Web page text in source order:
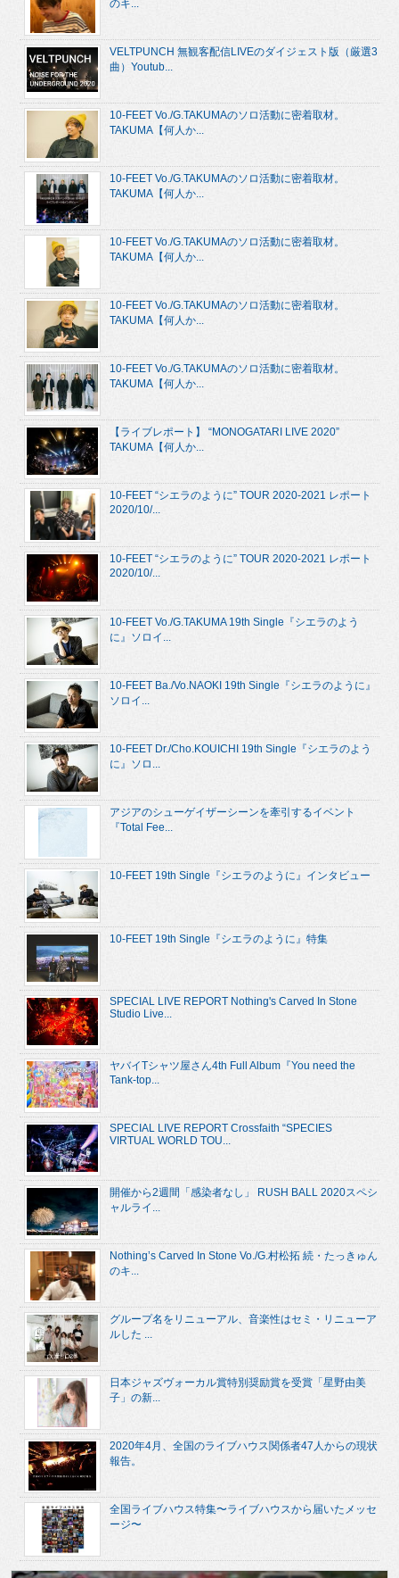
のキ...
VELTPUNCH 無観客配信LIVEのダイジェスト版（厳選3
曲）Youtub...
10-FEET Vo./G.TAKUMAのソロ活動に密着取材。
TAKUMA【何人か...
10-FEET Vo./G.TAKUMAのソロ活動に密着取材。
TAKUMA【何人か...
10-FEET Vo./G.TAKUMAのソロ活動に密着取材。
TAKUMA【何人か...
10-FEET Vo./G.TAKUMAのソロ活動に密着取材。
TAKUMA【何人か...
10-FEET Vo./G.TAKUMAのソロ活動に密着取材。
TAKUMA【何人か...
【ライブレポート】 “MONOGATARI LIVE 2020”
TAKUMA【何人か...
10-FEET “シエラのように” TOUR 2020-2021 レポート
2020/10/...
10-FEET “シエラのように” TOUR 2020-2021 レポート
2020/10/...
10-FEET Vo./G.TAKUMA 19th Single『シエラのよう
に』ソロイ...
10-FEET Ba./Vo.NAOKI 19th Single『シエラのように』
ソロイ...
10-FEET Dr./Cho.KOUICHI 19th Single『シエラのよう
に』ソロ...
アジアのシューゲイザーシーンを牽引するイベント
『Total Fee...
10-FEET 19th Single『シエラのように』インタビュー
10-FEET 19th Single『シエラのように』特集
SPECIAL LIVE REPORT Nothing's Carved In Stone
Studio Live...
ヤバイTシャツ屋さん4th Full Album『You need the
Tank-top...
SPECIAL LIVE REPORT Crossfaith “SPECIES
VIRTUAL WORLD TOU...
開催から2週間「感染者なし」 RUSH BALL 2020スペシ
ャルライ...
Nothing’s Carved In Stone Vo./G.村松拓 続・たっきゅん
のキ...
グループ名をリニューアル、音楽性はセミ・リニューア
ルした ...
日本ジャズヴォーカル賞特別奨励賞を受賞「星野由美
子」の新...
2020年4月、全国のライブハウス関係者47人からの現状
報告。
全国ライブハウス特集〜ライブハウスから届いたメッセ
ージ〜